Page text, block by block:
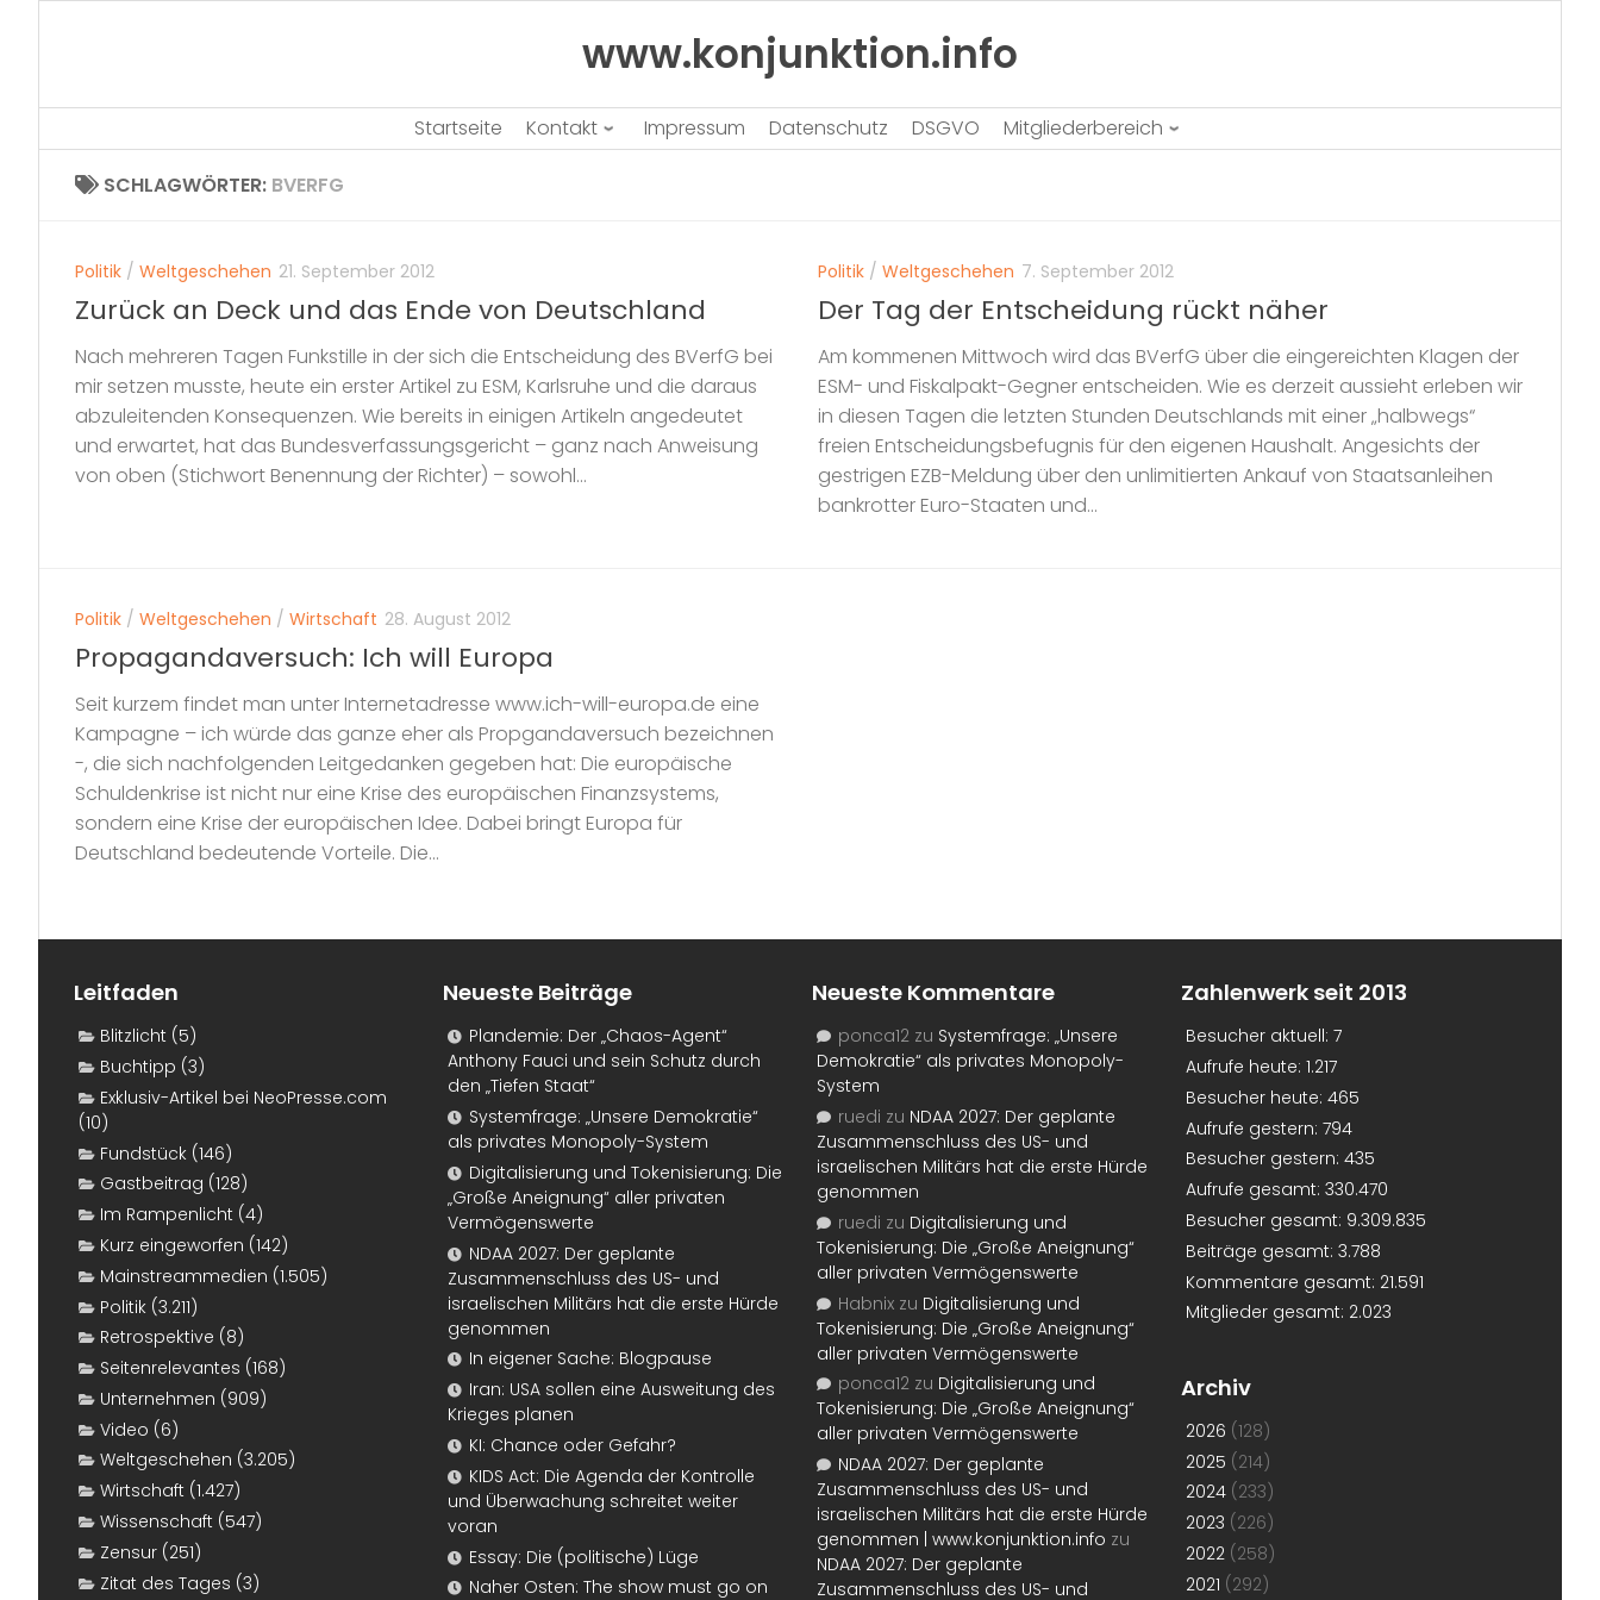
www.konjunktion.info
Startseite Kontakt Impressum Datenschutz DSGVO Mitgliederbereich
SCHLAGWÖRTER: BVERFG
Politik / Weltgeschehen 21. September 2012
Zurück an Deck und das Ende von Deutschland
Nach mehreren Tagen Funkstille in der sich die Entscheidung des BVerfG bei
mir setzen musste, heute ein erster Artikel zu ESM, Karlsruhe und die daraus
abzuleitenden Konsequenzen. Wie bereits in einigen Artikeln angedeutet
und erwartet, hat das Bundesverfassungsgericht – ganz nach Anweisung
von oben (Stichwort Benennung der Richter) – sowohl...
Politik / Weltgeschehen 7. September 2012
Der Tag der Entscheidung rückt näher
Am kommenen Mittwoch wird das BVerfG über die eingereichten Klagen der
ESM- und Fiskalpakt-Gegner entscheiden. Wie es derzeit aussieht erleben wir
in diesen Tagen die letzten Stunden Deutschlands mit einer „halbwegs“
freien Entscheidungsbefugnis für den eigenen Haushalt. Angesichts der
gestrigen EZB-Meldung über den unlimitierten Ankauf von Staatsanleihen
bankrotter Euro-Staaten und...
Politik / Weltgeschehen / Wirtschaft 28. August 2012
Propagandaversuch: Ich will Europa
Seit kurzem findet man unter Internetadresse www.ich-will-europa.de eine
Kampagne – ich würde das ganze eher als Propgandaversuch bezeichnen
-, die sich nachfolgenden Leitgedanken gegeben hat: Die europäische
Schuldenkrise ist nicht nur eine Krise des europäischen Finanzsystems,
sondern eine Krise der europäischen Idee. Dabei bringt Europa für
Deutschland bedeutende Vorteile. Die...
Leitfaden
Blitzlicht (5)
Buchtipp (3)
Exklusiv-Artikel bei NeoPresse.com
(10)
Fundstück (146)
Gastbeitrag (128)
Im Rampenlicht (4)
Kurz eingeworfen (142)
Mainstreammedien (1.505)
Politik (3.211)
Retrospektive (8)
Seitenrelevantes (168)
Unternehmen (909)
Video (6)
Weltgeschehen (3.205)
Wirtschaft (1.427)
Wissenschaft (547)
Zensur (251)
Zitat des Tages (3)
Neueste Beiträge
Plandemie: Der „Chaos-Agent“
Anthony Fauci und sein Schutz durch
den „Tiefen Staat“
Systemfrage: „Unsere Demokratie“
als privates Monopoly-System
Digitalisierung und Tokenisierung: Die
„Große Aneignung“ aller privaten
Vermögenswerte
NDAA 2027: Der geplante
Zusammenschluss des US- und
israelischen Militärs hat die erste Hürde
genommen
In eigener Sache: Blogpause
Iran: USA sollen eine Ausweitung des
Krieges planen
KI: Chance oder Gefahr?
KIDS Act: Die Agenda der Kontrolle
und Überwachung schreitet weiter
voran
Essay: Die (politische) Lüge
Naher Osten: The show must go on
Neueste Kommentare
ponca12 zu Systemfrage: „Unsere
Demokratie“ als privates Monopoly-
System
ruedi zu NDAA 2027: Der geplante
Zusammenschluss des US- und
israelischen Militärs hat die erste Hürde
genommen
ruedi zu Digitalisierung und
Tokenisierung: Die „Große Aneignung“
aller privaten Vermögenswerte
Habnix zu Digitalisierung und
Tokenisierung: Die „Große Aneignung“
aller privaten Vermögenswerte
ponca12 zu Digitalisierung und
Tokenisierung: Die „Große Aneignung“
aller privaten Vermögenswerte
NDAA 2027: Der geplante
Zusammenschluss des US- und
israelischen Militärs hat die erste Hürde
genommen | www.konjunktion.info zu
NDAA 2027: Der geplante
Zusammenschluss des US- und
Zahlenwerk seit 2013
Besucher aktuell: 7
Aufrufe heute: 1.217
Besucher heute: 465
Aufrufe gestern: 794
Besucher gestern: 435
Aufrufe gesamt: 330.470
Besucher gesamt: 9.309.835
Beiträge gesamt: 3.788
Kommentare gesamt: 21.591
Mitglieder gesamt: 2.023
Archiv
2026 (128)
2025 (214)
2024 (233)
2023 (226)
2022 (258)
2021 (292)